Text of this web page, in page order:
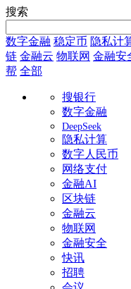
搜索
数字金融 稳定币 隐私计
链 金融云 物联网 金融安
帮 全部
搜银行
数字金融
DeepSeek
隐私计算
数字人民币
网络支付
金融AI
区块链
金融云
物联网
金融安全
快讯
招聘